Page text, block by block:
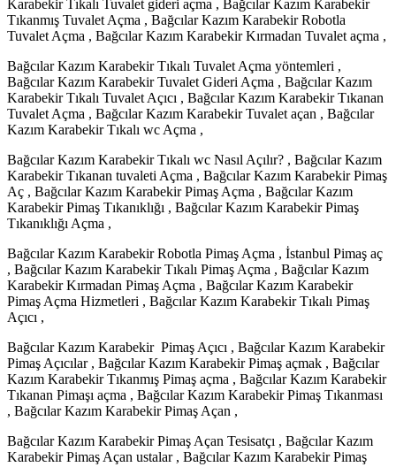
Karabekir Tıkalı Tuvalet gideri açma , Bağcılar Kazım Karabekir
Tıkanmış Tuvalet Açma , Bağcılar Kazım Karabekir Robotla
Tuvalet Açma , Bağcılar Kazım Karabekir Kırmadan Tuvalet açma ,
Bağcılar Kazım Karabekir Tıkalı Tuvalet Açma yöntemleri ,
Bağcılar Kazım Karabekir Tuvalet Gideri Açma , Bağcılar Kazım
Karabekir Tıkalı Tuvalet Açıcı , Bağcılar Kazım Karabekir Tıkanan
Tuvalet Açma , Bağcılar Kazım Karabekir Tuvalet açan , Bağcılar
Kazım Karabekir Tıkalı wc Açma ,
Bağcılar Kazım Karabekir Tıkalı wc Nasıl Açılır? , Bağcılar Kazım
Karabekir Tıkanan tuvaleti Açma , Bağcılar Kazım Karabekir Pimaş
Aç , Bağcılar Kazım Karabekir Pimaş Açma , Bağcılar Kazım
Karabekir Pimaş Tıkanıklığı , Bağcılar Kazım Karabekir Pimaş
Tıkanıklığı Açma ,
Bağcılar Kazım Karabekir Robotla Pimaş Açma , İstanbul Pimaş aç
, Bağcılar Kazım Karabekir Tıkalı Pimaş Açma , Bağcılar Kazım
Karabekir Kırmadan Pimaş Açma , Bağcılar Kazım Karabekir
Pimaş Açma Hizmetleri , Bağcılar Kazım Karabekir Tıkalı Pimaş
Açıcı ,
Bağcılar Kazım Karabekir Pimaş Açıcı , Bağcılar Kazım Karabekir
Pimaş Açıcılar , Bağcılar Kazım Karabekir Pimaş açmak , Bağcılar
Kazım Karabekir Tıkanmış Pimaş açma , Bağcılar Kazım Karabekir
Tıkanan Pimaşı açma , Bağcılar Kazım Karabekir Pimaş Tıkanması
, Bağcılar Kazım Karabekir Pimaş Açan ,
Bağcılar Kazım Karabekir Pimaş Açan Tesisatçı , Bağcılar Kazım
Karabekir Pimaş Açan ustalar , Bağcılar Kazım Karabekir Pimaş